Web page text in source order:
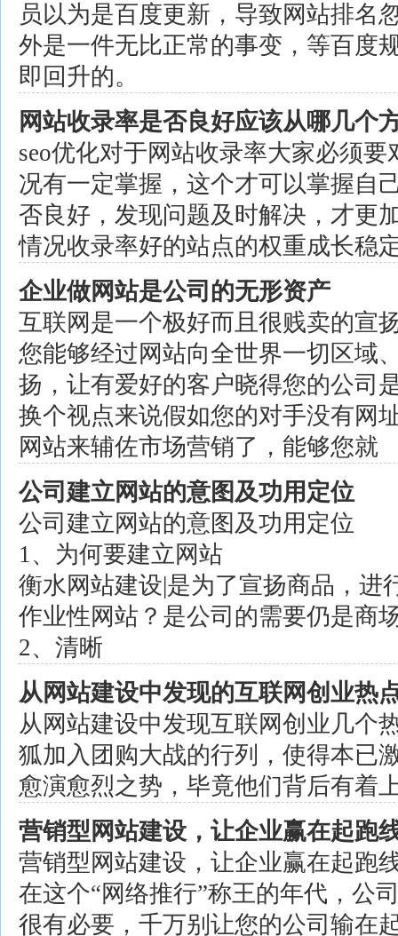
员以为是百度更新，导致网站排名
外是一件无比正常的事变，等百度
即回升的。
网站收录率是否良好应该从哪几个
seo优化对于网站收录率大家必须
况有一定掌握，这个才可以掌握自
否良好，发现问题及时解决，才更
情况收录率好的站点的权重成长稳
企业做网站是公司的无形资产
互联网是一个极好而且很贱卖的宣
您能够经过网站向全世界一切区域
扬，让有爱好的客户晓得您的公司
换个视点来说假如您的对手没有网
网站来辅佐市场营销了，能够您就
公司建立网站的意图及功用定位
公司建立网站的意图及功用定位
1、为何要建立网站
衡水网站建设|是为了宣扬商品，进
作业性网站？是公司的需要仍是商
2、清晰
从网站建设中发现的互联网创业热
从网站建设中发现互联网创业几个
狐加入团购大战的行列，使得本已
愈演愈烈之势，毕竟他们背后有着
营销型网站建设，让企业赢在起跑
营销型网站建设，让企业赢在起跑
在这个“网络推行”称王的年代，公
很有必要，千万别让您的公司输在